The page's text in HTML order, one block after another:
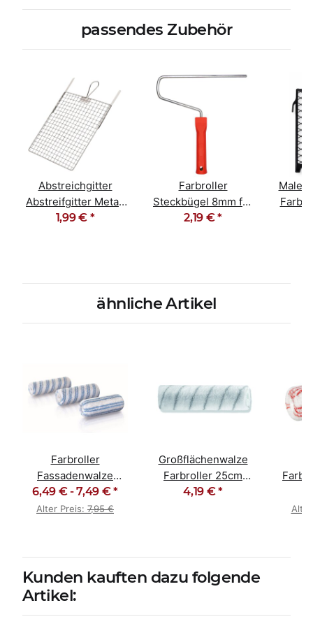
passendes Zubehör
Abstreichgitter
Abstreifgitter Metall
26cm x 30cm
1,99 € *
Farbroller
Steckbügel 8mm für
25-27cm Farbwalzen
2,19 €*
Maler
ähnliche Artikel
Farbroller
Fassadenwalze
Blaufaden Polyamid
gepolstert
6,49 € -7,49 €*
Alter Preis: 7,95 €
Großflächenwalze
Farbroller 25cm
Graufaden Polyamid
4,19 €*
Kunden kauften dazu folgende
Artikel: